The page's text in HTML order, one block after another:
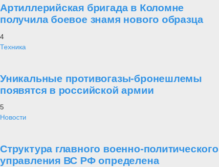
Артиллерийская бригада в Коломне
получила боевое знамя нового образца
4
Техника
Уникальные противогазы-бронешлемы
появятся в российской армии
5
Новости
Структура главного военно-политического
управления ВС РФ определена